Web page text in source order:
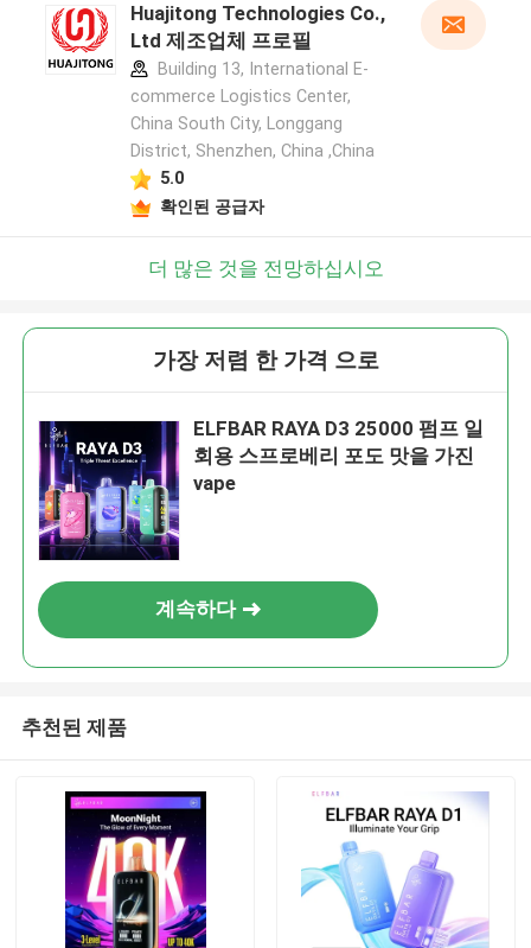
Huajitong Technologies Co.,
Ltd 제조업체 프로필
Building 13, International E-
commerce Logistics Center,
China South City, Longgang
District, Shenzhen, China ,China
5.0
확인된 공급자
더 많은 것을 전망하십시오
가장 저렴 한 가격 으로
ELFBAR RAYA D3 25000 펌프 일
회용 스프로베리 포도 맛을 가진
vape
계속하다
추천된 제품